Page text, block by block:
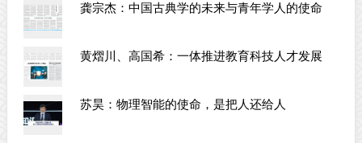
龚宗杰：中国古典学的未来与青年学人的使命
黄熠川、高国希：一体推进教育科技人才发展
苏昊：物理智能的使命，是把人还给人